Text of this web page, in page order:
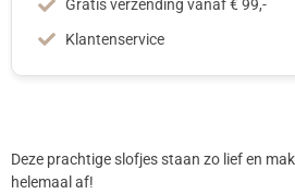
Gratis verzending vanaf € 99,-
Klantenservice
Deze prachtige slofjes staan zo lief en
helemaal af!